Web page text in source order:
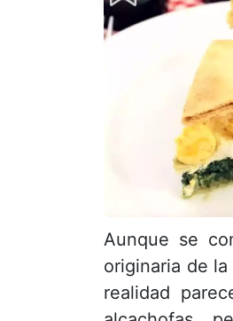
Anterior
Aunque se
originaria de
realidad